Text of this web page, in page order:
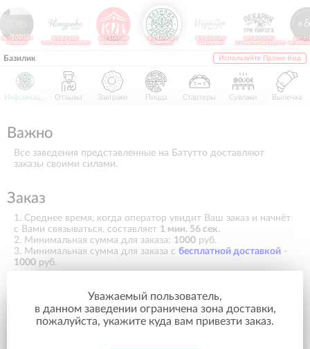
от 1000р.
Stories
от 790р.
Натурово Экспресс
от 1000р.
Sushi Kim
от 1000р.
Базилик
от 1000р.
Пармезан
от 3000р.
Пекарня Три Пирога
от
Branch
Базилик Используйте Промо-Код
Отзывы Завтраки Пицца Стартеры Сувлаки Выпечка
Важно
Все заведения представленные на Батутто доставляют
заказы своими силами.
Заказ
1. Среднее время, когда оператор увидит Ваш заказ и начнёт
с Вами связываться, составляет 1 мин. 56 сек.
2. Минимальная сумма для заказа: 1000 руб.
3. Минимальная сумма для заказа с бесплатной доставкой -
1000 руб.
Способы оплаты
1. Банковской картой курьеру.
2. Наличными деньгами курьеру.
Уважаемый пользователь,
в данном заведении ограничена зона доставки,
пожалуйста, укажите куда вам привезти заказ.